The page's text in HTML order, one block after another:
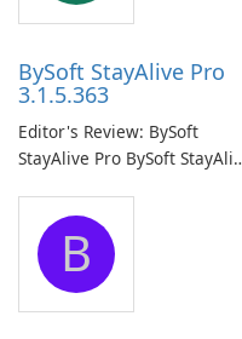
BySoft StayAlive Pro
3.1.5.363
Editor's Review: BySoft
StayAlive Pro BySoft StayAlive
application designed to
ensure the continuous and
uninterrupted operation of
your computer system.
B